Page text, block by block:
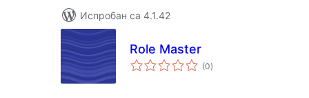
Испробан са 4.1.42
Role Master
(0укупних
оцена
)